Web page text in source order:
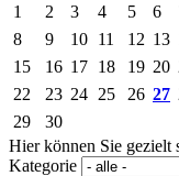
1
2 3 4 5 6
8
9 10 11 12 13
15
16 17 18 19 20
22
23 24 25 26 27
29
30
Hier können Sie gezielt
Kategorie